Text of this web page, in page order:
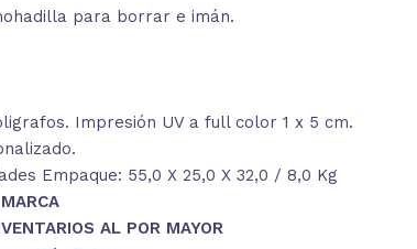
para borrar e imán.
Impresión UV a full color 1 x 5 cm.
Empaque: 55,0 X 25,0 X 32,0 / 8,0 Kg
AL POR MAYOR